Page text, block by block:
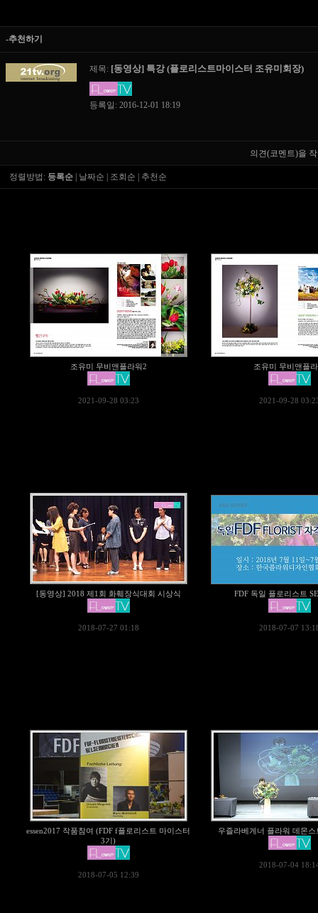
-추천하기
제목: [동영상] 특강 (플로리스트마이스터 조유미회장)
등록일: 2016-12-01 18:19
의견(코멘트)을
정렬방법: 등록순 날짜순 조회순 추천순
조유미 무비앤플라워2
2021-09-28 03:23
조유미 무비앤플
2021-09-28
[동영상] 2018 제1회 화훼장식대회 시상식
2018-07-27 01:18
FDF 독일 플로리스트
2018-07-07
essen2017 작품참여 (FDF f플로리스트 마이스터
3기)
2018-07-05 12:39
우즐라베게너 플라워 데몬스
2018-07-04